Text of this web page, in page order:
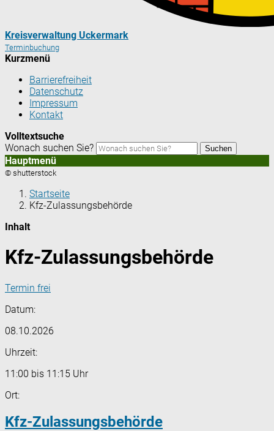
Kreisverwaltung Uckermark
Terminbuchung
Kurzmenü
Barrierefreiheit
Datenschutz
Impressum
Kontakt
Volltextsuche
Wonach suchen Sie?
Suchen
Hauptmenü
© shutterstock
Startseite
Kfz-Zulassungsbehörde
Inhalt
Kfz-Zulassungsbehörde
Termin frei
Datum:
08.10.2026
Uhrzeit:
11:00 bis 11:15 Uhr
Ort:
Kfz-Zulassungsbehörde